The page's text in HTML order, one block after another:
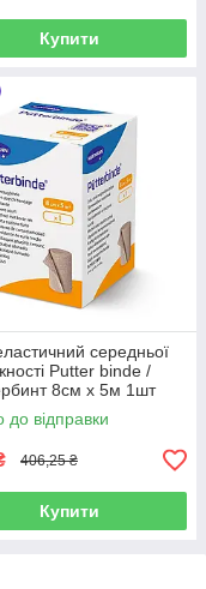
Купити
середньої
Putter binde /
8см х 5м 1шт
до відправки
406,25 ₴
Купити